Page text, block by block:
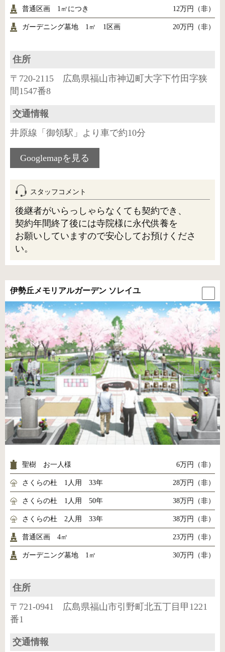
普通区画 1㎡につき 12万円（非）
ガーデニング墓地 1㎡ 1区画 20万円（非）
住所
〒720-2115 広島県福山市神辺町大字下竹田字狭
間1547番8
交通情報
井原線「御領駅」より車で約10分
Googlemapを見る
スタッフコメント
後継者がいらっしゃらなくても契約でき、
契約年間終了後には寺院様に永代供養を
お願いしていますので安心してお預けくださ
い。
伊勢丘メモリアルガーデン ソレイユ
聖樹 お一人様 6万円（非）
さくらの杜 1人用 33年 28万円（非）
さくらの杜 1人用 50年 38万円（非）
さくらの杜 2人用 33年 38万円（非）
普通区画 4㎡ 23万円（非）
ガーデニング墓地 1㎡ 30万円（非）
住所
〒721-0941 広島県福山市引野町北五丁目甲1221
番1
交通情報